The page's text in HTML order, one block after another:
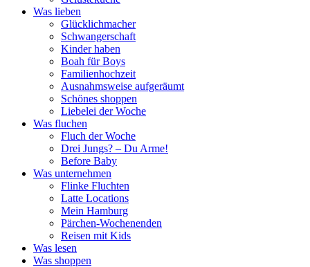
Was lieben
Glücklichmacher
Schwangerschaft
Kinder haben
Boah für Boys
Familienhochzeit
Ausnahmsweise aufgeräumt
Schönes shoppen
Liebelei der Woche
Was fluchen
Fluch der Woche
Drei Jungs? – Du Arme!
Before Baby
Was unternehmen
Flinke Fluchten
Latte Locations
Mein Hamburg
Pärchen-Wochenenden
Reisen mit Kids
Was lesen
Was shoppen